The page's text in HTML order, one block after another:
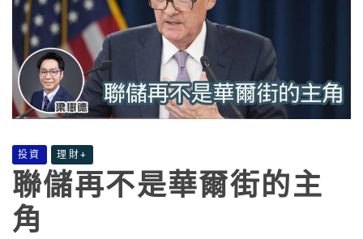
投資 理財+
聯儲再不是華爾街的主
角